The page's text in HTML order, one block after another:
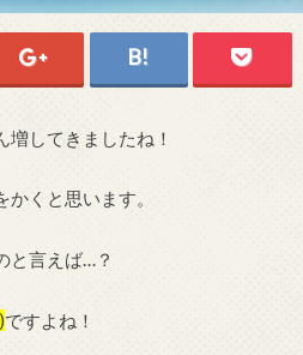
増してきましたね！
くと思います。
と言えば…？
ですよね！